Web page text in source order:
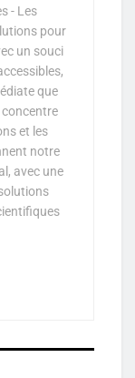
- Les
pour
un souci
que
et les
notre
avec une